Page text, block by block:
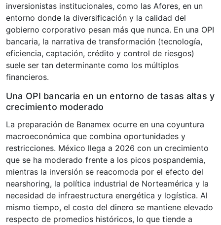
inversionistas institucionales, como las Afores, en un
entorno donde la diversificación y la calidad del
gobierno corporativo pesan más que nunca. En una OPI
bancaria, la narrativa de transformación (tecnología,
eficiencia, captación, crédito y control de riesgos)
suele ser tan determinante como los múltiplos
financieros.
Una OPI bancaria en un entorno de tasas altas y
crecimiento moderado
La preparación de Banamex ocurre en una coyuntura
macroeconómica que combina oportunidades y
restricciones. México llega a 2026 con un crecimiento
que se ha moderado frente a los picos pospandemia,
mientras la inversión se reacomoda por el efecto del
nearshoring, la política industrial de Norteamérica y la
necesidad de infraestructura energética y logística. Al
mismo tiempo, el costo del dinero se mantiene elevado
respecto de promedios históricos, lo que tiende a